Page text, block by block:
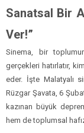
Sanatsal Bir
Ver!”
Sinema, bir
gerçekleri hatırlatır,
eder. İşte Malatyalı
Rüzgar Şavata, 6
kazınan büyük
hem de toplumsal